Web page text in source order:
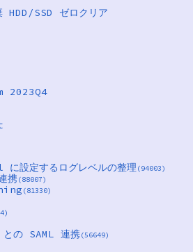
SSD ゼロクリア
2023Q4
定するログレベルの整理 (94003)
携(88007)
(81330)
の SAML 連携(56649)